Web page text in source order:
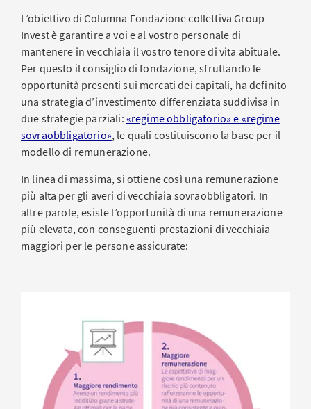
Protezione finanziaria delle prestazioni di
previdenza
Le prestazioni in seguito a invalidità o in caso di
decesso di una persona assicurata prima dell’età di
pensionamento sono riassicurate presso AXA Vita SA.
Le prestazioni di vecchiaia e le rendite per i superstiti
a esse correlate in caso di decesso dopo l’età di
pensionamento sono erogate dalla fondazione.
Modello di remunerazione
casse di previdenza affiliate la massima trasparenza e
pianificabilità possibili. La remunerazione si basa sul
grado di copertura della fondazione e sulla
performance del patrimonio di previdenza.
L’obiettivo di Columna Fondazione collettiva Group
Invest è garantire a voi e al vostro personale di
mantenere in vecchiaia il vostro tenore di vita abituale.
Per questo il consiglio di fondazione, sfruttando le
opportunità presenti sui mercati dei capitali, ha definito
una strategia d’investimento differenziata suddivisa in
due strategie parziali: «regime obbligatorio» e «regime
sovraobbligatorio», le quali costituiscono la base per il
modello di remunerazione.
In linea di massima, si ottiene così una remunerazione
più alta per gli averi di vecchiaia sovraobbligatori. In
altre parole, esiste l’opportunità di una remunerazione
più elevata, con conseguenti prestazioni di vecchiaia
maggiori per le persone assicurate: